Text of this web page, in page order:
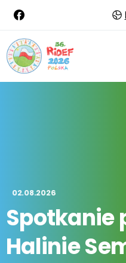
02.08.2026
Spotkanie
Halinie